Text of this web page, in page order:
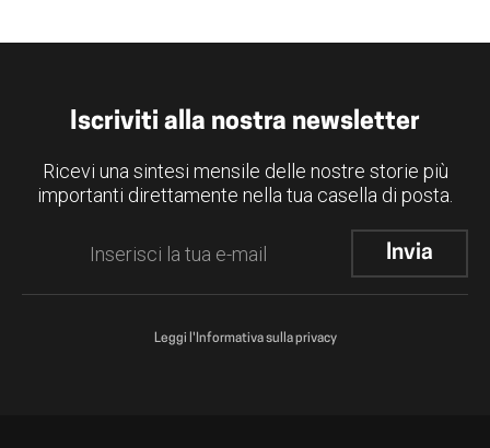
Iscriviti alla nostra newsletter
Ricevi una sintesi mensile delle nostre storie più
importanti direttamente nella tua casella di posta.
Leggi l'Informativa sulla privacy